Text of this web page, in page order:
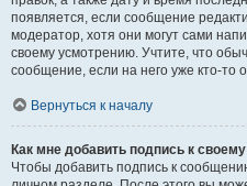
появляется, если сообщение
модератор, хотя они могут сами
своему усмотрению. Учтите, что
сообщение, если на него уже кто-то
Вернуться к началу
Как мне добавить подпись к
Чтобы добавить подпись к